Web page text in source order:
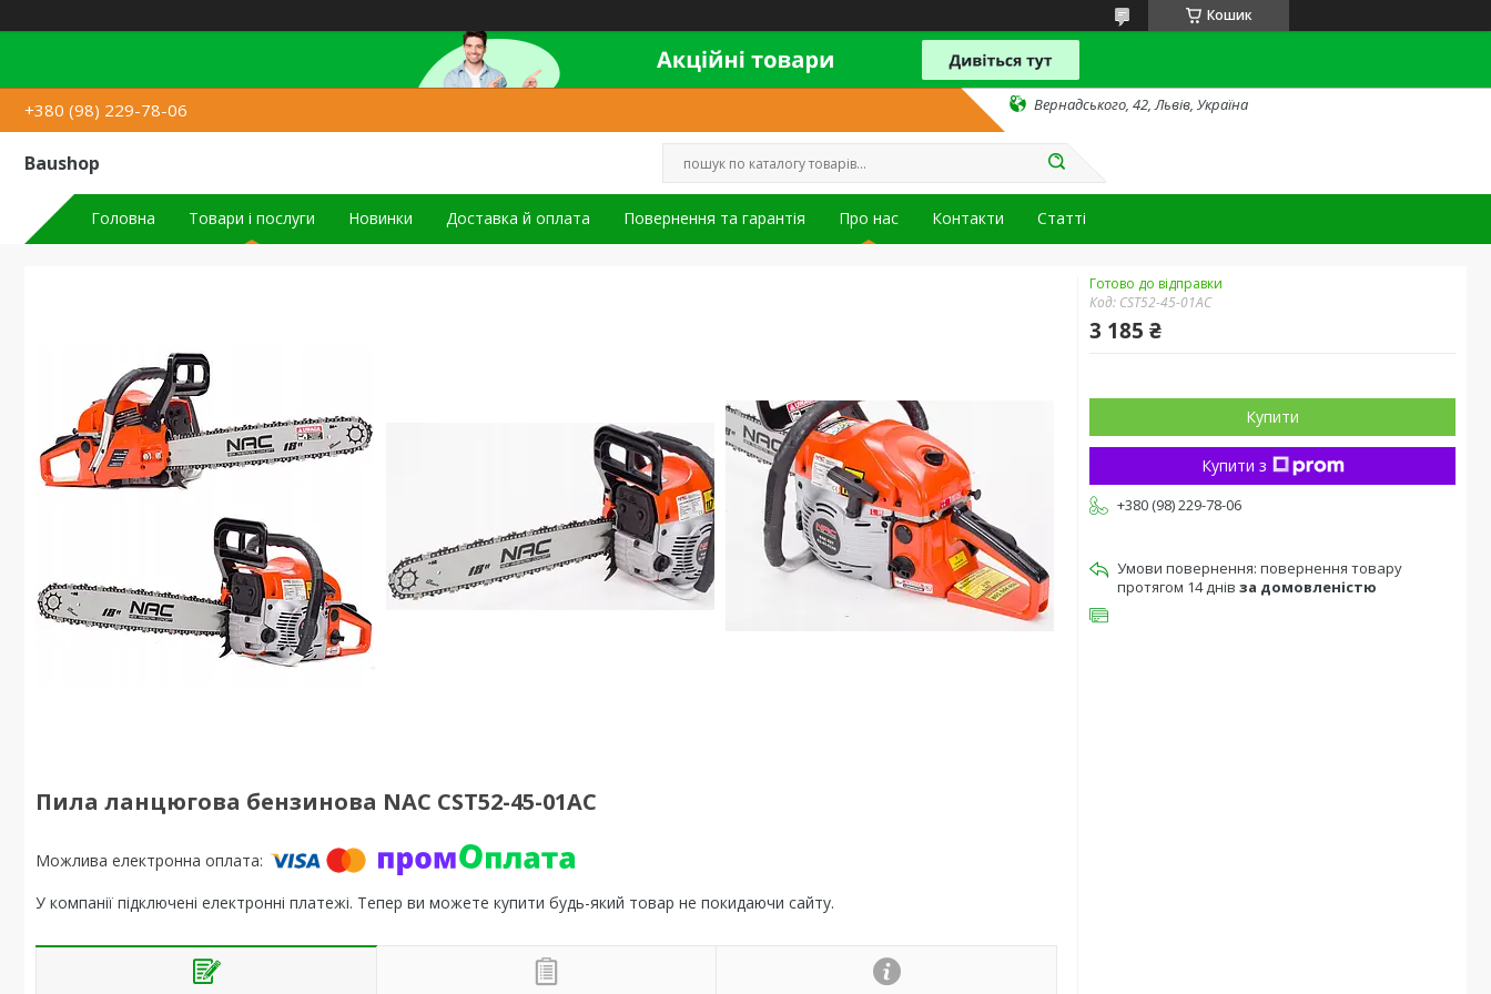
Кошик
+380 (98) 229-78-06 Вернадського, 42, Львів, Україна
Baushop
Головна Товари і послуги Новинки Доставка й оплата Повернення та гарантія Про нас Контакти Статті
Пила ланцюгова бензинова NAC CST52-45-01AC
У компанії підключені електронні платежі. Тепер ви можете купити будь-який товар не покидаючи сайту.
Готово до відправки
Код: CST52-45-01AC
3 185 ₴
Купити
Купити з
+380 (98) 229-78-06
повернення товару
протягом 14 днів за домовленістю